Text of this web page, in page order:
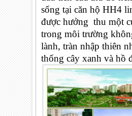
sống tại căn hộ HH4
được hưởng thu một
trong môi trường
lành, tràn nhập thiên
thống cây xanh và hồ